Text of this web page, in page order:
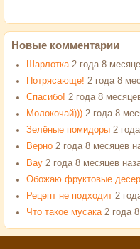
Новые комментарии
Шарлотка 2 года 8
Потрясающе! 2 года 8
Спасибо! 2 года 8
Молокочай))) 2 года 8
Зелёные помидоры 2
Верно 2 года 8 месяцев
Вау 2 года 8 месяцев
Обожаю фруктовые
Рецепт не подходит 2
Что такое мусака 2 года